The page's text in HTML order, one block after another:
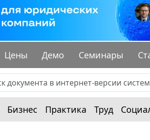
Цены Демо Семинары
Бизнес Практика Труд